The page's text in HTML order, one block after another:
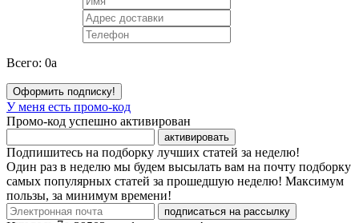
Всего: 0a
Оформить подписку!
У меня есть промо-код
Промо-код успешно активирован
активировать
Подпишитесь на подборку лучших статей за неделю!
Один раз в неделю мы будем высылать вам на почту подборку
самых популярных статей за прошедшую неделю! Максимум
пользы, за минимум времени!
подписаться на рассылку